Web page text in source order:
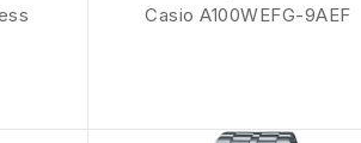
Casio A100WEFG-9AEF